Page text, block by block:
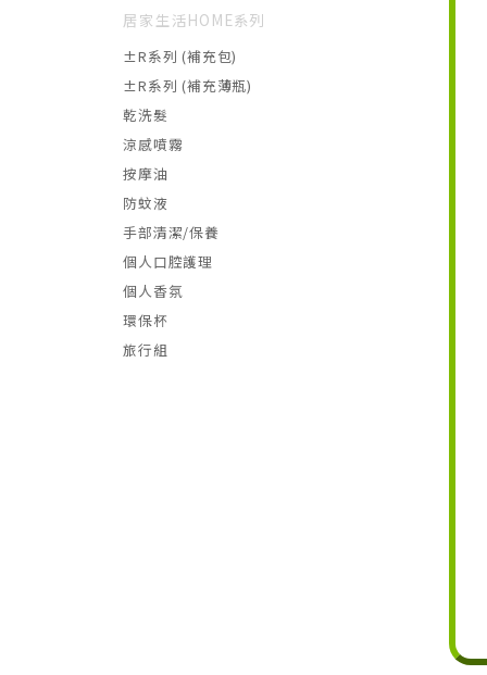
居家生活HOME系列
±R系列 (補充包)
±R系列 (補充薄瓶)
乾洗髮
涼感噴霧
按摩油
防蚊液
手部清潔/保養
個人口腔護理
個人香氛
環保杯
旅行組